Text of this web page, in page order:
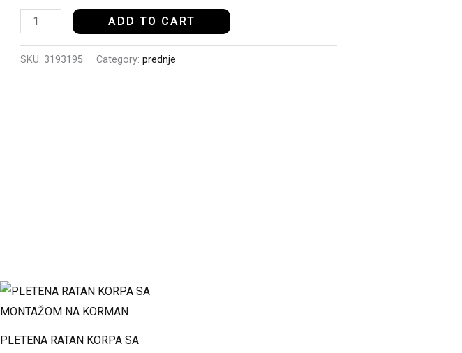
ADD TO CART
SKU: 3193195 Category:prednje
PLETENA RATAN KORPA SA